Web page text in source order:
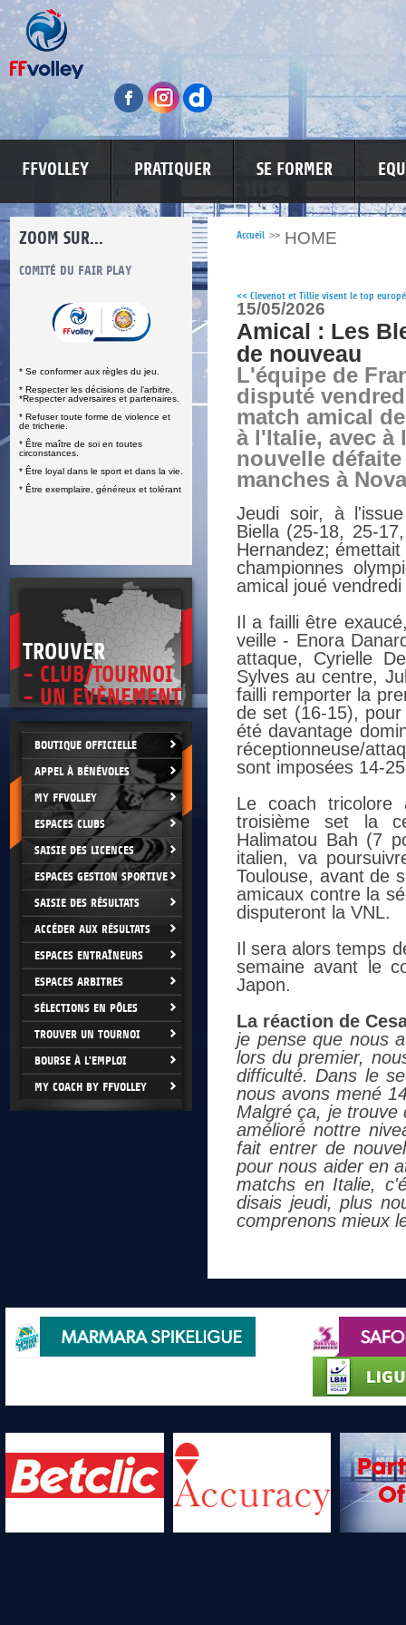
FFVOLLEY PRATIQUER SE FORMER
ZOOM SUR...
COMITÉ DU FAIR PLAY
* Se conformer aux règles du jeu.
* Respecter les décisions de l’arbitre.
*Respecter adversaires et partenaires.
* Refuser toute forme de violence et
de tricherie.
* Être maître de soi en toutes
circonstances.
* Être loyal dans le sport et dans la vie.
* Être exemplaire, généreux et tolérant
LUTTE CONTRE LES VIOLENCES
TROUVER
- CLUB/TOURNOI
- UN EVÈNEMENT
BOUTIQUE OFFICIELLE
APPEL À BÉNÉVOLES
MY FFVOLLEY
ESPACES CLUBS
SAISIE DES LICENCES
ESPACES GESTION SPORTIVE
SAISIE DES RÉSULTATS
ACCÉDER AUX RÉSULTATS
ESPACES ENTRAÎNEURS
ESPACES ARBITRES
SÉLECTIONS EN PÔLES
TROUVER UN TOURNOI
BOURSE À L'EMPLOI
MY COACH BY FFVOLLEY
Accueil >> HOME
<< Clevenot et Tillie visent le top
15/05/2026
Amical : Les
de nouveau
L'équipe de
disputé
match amical
à l'Italie, avec à
nouvelle
manches à
Jeudi soir, à
Biella (25-18, 25-
Hernandez;
championnes
amical joué
Il a failli être
veille - Enora
attaque, Cyrielle
Sylves au centre,
failli remporter la
de set (16-15),
été davantage
réceptionneuse/
sont imposées 14-
Le coach
troisième set la
Halimatou Bah (7
italien, va
Toulouse, avant de
amicaux contre la
disputeront la VNL.
Il sera alors temps
semaine avant le
Japon.
La réaction de
je pense que nous
lors du premier,
difficulté. Dans le
nous avons mené
Malgré ça, je trouve
amélioré nottre
fait entrer de
pour nous aider en
matchs en Italie,
disais jeudi, plus
comprenons mieux